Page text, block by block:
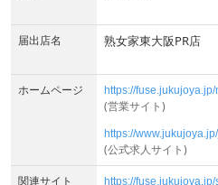
届出店名 熟女家東大阪PR店
ホームページ https://fuse.jukujoya.jp/
(営業サイト)
https://
(公式求人サイト)
関連サイト https://